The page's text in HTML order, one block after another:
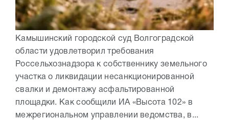
Камышинский городской суд Волгоградской
области удовлетворил требования
Россельхознадзора к собственнику земельного
участка о ликвидации несанкционированной
свалки и демонтажу асфальтированной
площадки. Как сообщили ИА «Высота 102» в
межрегиональном управлении ведомства, в...